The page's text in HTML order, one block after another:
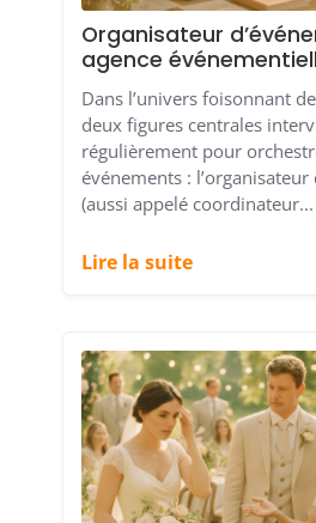
Organisateur
agence
Dans l’univers foisonnant
deux figures centrales
régulièrement pour
événements : l’organisateur
(aussi appelé coordinateur...
Lire la suite